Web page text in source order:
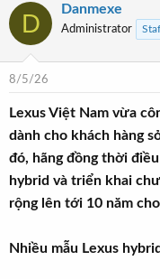
r
e
d
t
a
r
r
à
y
đ
ầ
u
D Danmexe
Administrator
8/5/26
Lexus Việt Nam vừa
dành cho khách hàng
đó, hãng đồng thời
hybrid và triển khai
rộng lên tới 10 năm
Nhiều mẫu Lexus